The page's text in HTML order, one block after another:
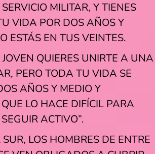
MILITAR, Y TIENES
VIDA POR DOS AÑOS Y
ESTÁS EN TUS VEINTES.
QUIERES UNIRTE A UNA
PERO TODA TU VIDA SE
AÑOS Y MEDIO Y
LO HACE DIFÍCIL PARA
ACTIVO”.
LOS HOMBRES DE ENTRE